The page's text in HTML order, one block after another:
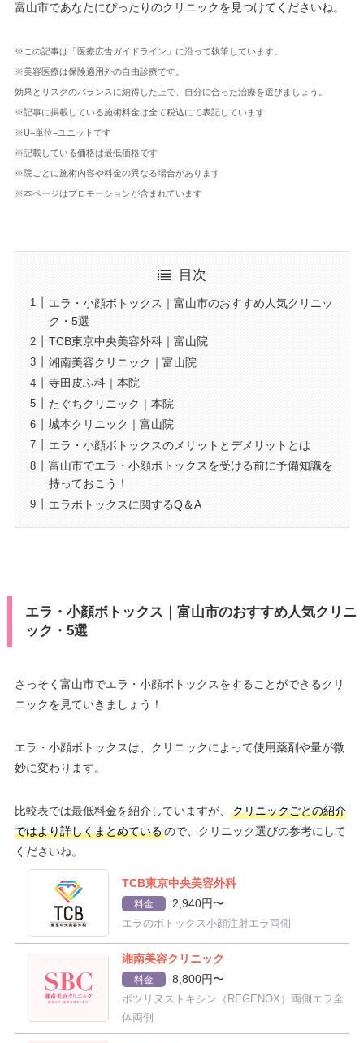
富山市であなたにぴったりのクリニックを見つけてくださいね。
※この記事は「医療広告ガイドライン」に沿って執筆しています。
※美容医療は保険適用外の自由診療です。
効果とリスクのバランスに納得した上で、自分に合った治療を選びましょう。
※記事に掲載している施術料金は全て税込にて表記しています
※U=単位=ユニットです
※記載している価格は最低価格です
※院ごとに施術内容や料金の異なる場合があります
※本ページはプロモーションが含まれています
目次
エラ・小顔ボトックス｜富山市のおすすめ人気クリニッ
ク・5選
TCB東京中央美容外科｜富山院
湘南美容クリニック｜富山院
寺田皮ふ科｜本院
たぐちクリニック｜本院
城本クリニック｜富山院
エラ・小顔ボトックスのメリットとデメリットとは
富山市でエラ・小顔ボトックスを受ける前に予備知識を
持っておこう！
エラボトックスに関するQ＆A
エラ・小顔ボトックス｜富山市のおすすめ人気クリニ
ック・5選
さっそく富山市でエラ・小顔ボトックスをすることができるクリ
ニックを見ていきましょう！
エラ・小顔ボトックスは、クリニックによって使用薬剤や量が微
妙に変わります。
比較表では最低料金を紹介していますが、
クリニックごとの紹介
ではより詳しくまとめているので、クリニック選びの参考にして
くださいね。
TCB東京中央美容外科
料金 2,940円〜
エラのボトックス小顔注射エラ両側
湘南美容クリニック
料金 8,800円〜
ボツリヌストキシン（REGENOX）両側エラ全
体両側